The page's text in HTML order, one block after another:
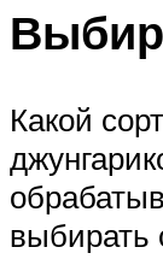
Какой
выбирать